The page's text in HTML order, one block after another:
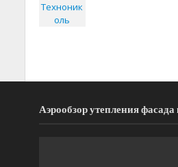
Аэрообзор утепления фасада